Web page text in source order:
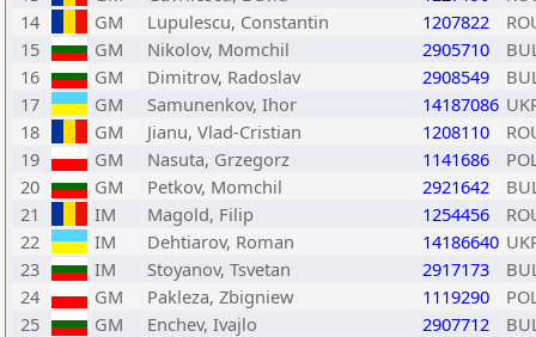
14
GM Lupulescu, Constantin 1207822
15
GM Nikolov, Momchil 2905710
16
GM Dimitrov, Radoslav 2908549
17
GM Samunenkov, Ihor 14187086
18
GM Jianu, Vlad-Cristian 1208110
19
GM Nasuta, Grzegorz 1141686
20
GM Petkov, Momchil 2921642
21
IM Magold, Filip 1254456
22
IM Dehtiarov, Roman 14186640
23
IM Stoyanov, Tsvetan 2917173
24
GM Pakleza, Zbigniew 1119290
25
GM Enchev, Ivajlo 2907712